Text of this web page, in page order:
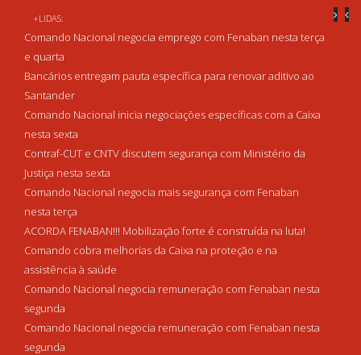
+LIDAS:
Comando Nacional negocia emprego com Fenaban nesta terça
e quarta
Bancários entregam pauta específica para renovar aditivo ao
Santander
Comando Nacional inicia negociações específicas com a Caixa
nesta sexta
Contraf-CUT e CNTV discutem segurança com Ministério da
Justiça nesta sexta
Comando Nacional negocia mais segurança com Fenaban
nesta terça
ACORDA FENABAN!!! Mobilização forte é construída na luta!
Comando cobra melhorias da Caixa na proteção e na
assistência à saúde
Comando Nacional negocia remuneração com Fenaban nesta
segunda
Comando Nacional negocia remuneração com Fenaban nesta
segunda